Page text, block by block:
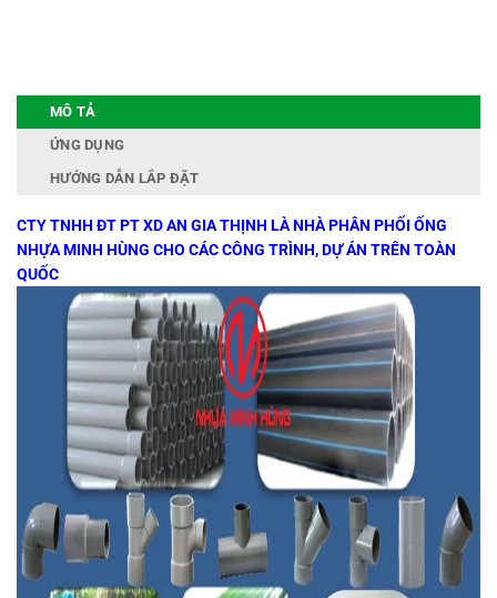
MÔ TẢ
ỨNG DỤNG
HƯỚNG DẪN LẮP ĐẶT
CTY TNHH ĐT PT XD AN GIA THỊNH LÀ NHÀ PHÂN PHỐI ỐNG
NHỰA MINH HÙNG CHO CÁC CÔNG TRÌNH, DỰ ÁN TRÊN TOÀN
QUỐC